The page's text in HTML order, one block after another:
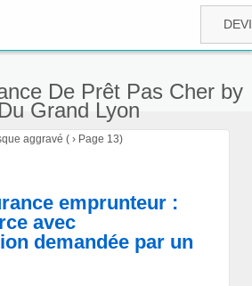
De Prêt Pas Cher by
Grand Lyon
aggravé ( › Page 13)
emprunteur :
avec
demandée par un